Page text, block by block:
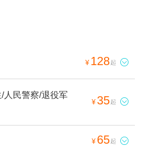
¥ 128起 
人民警察/退役军
¥35起 
¥ 65起 